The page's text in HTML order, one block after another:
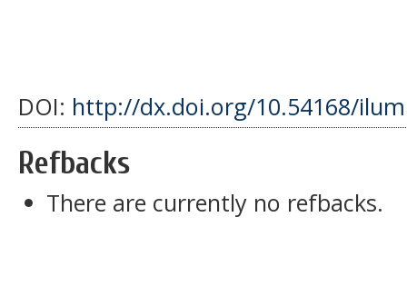
DOI: http://dx.doi.org/10.54168/
Refbacks
There are currently no refbacks.